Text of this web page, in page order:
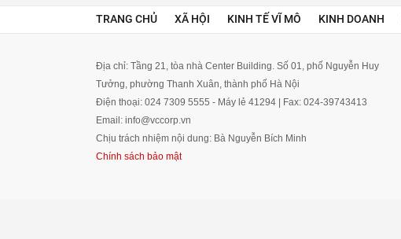
TRANG CHỦ XÃ HỘI KINH TẾ VĨ MÔ KINH DOANH
Địa chỉ: Tầng 21, tòa nhà Center Building. Số 01, phố Nguyễn Huy
Tưởng, phường Thanh Xuân, thành phố Hà Nội
Điện thoại: 024 7309 5555 - Máy lẻ 41294 | Fax: 024-39743413
Email: info@vccorp.vn
Chịu trách nhiệm nội dung: Bà Nguyễn Bích Minh
Chính sách bảo mật